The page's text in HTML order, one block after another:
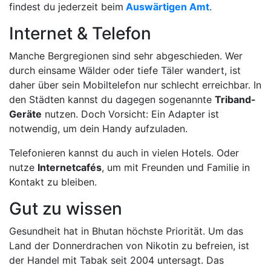
findest du jederzeit beim Auswärtigen Amt.
Internet & Telefon
Manche Bergregionen sind sehr abgeschieden. Wer
durch einsame Wälder oder tiefe Täler wandert, ist
daher über sein Mobiltelefon nur schlecht erreichbar. In
den Städten kannst du dagegen sogenannte Triband-
Geräte nutzen. Doch Vorsicht: Ein Adapter ist
notwendig, um dein Handy aufzuladen.
Telefonieren kannst du auch in vielen Hotels. Oder
nutze Internetcafés, um mit Freunden und Familie in
Kontakt zu bleiben.
Gut zu wissen
Gesundheit hat in Bhutan höchste Priorität. Um das
Land der Donnerdrachen von Nikotin zu befreien, ist
der Handel mit Tabak seit 2004 untersagt. Das